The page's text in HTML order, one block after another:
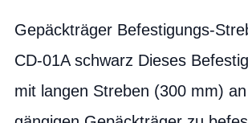
Gepäckträger Befestigungs-
CD-01A schwarz Dieses
mit langen Streben (300 mm)